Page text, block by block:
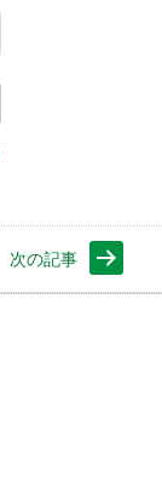
次の記事